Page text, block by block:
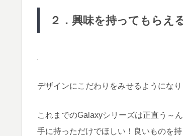
２．興味を持ってもらえ
デザインにこだわりをみせるようになり
これまでのGalaxyシリーズは正直う～
手に持っただけでほしい！良いものを